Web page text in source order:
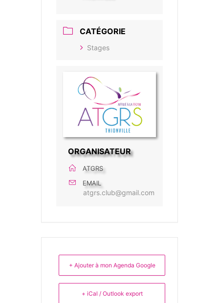
CATÉGORIE
Stages
ORGANISATEUR
ATGRS
EMAIL
atgrs.club@gmail.com
+ Ajouter à mon Agenda Google
+ iCal / Outlook export